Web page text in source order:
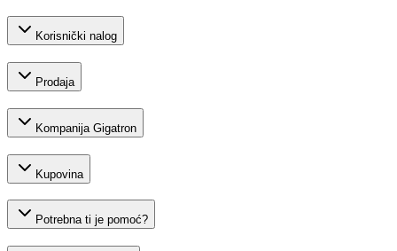
Korisnički nalog
Prodaja
Kompanija Gigatron
Kupovina
Potrebna ti je pomoć?